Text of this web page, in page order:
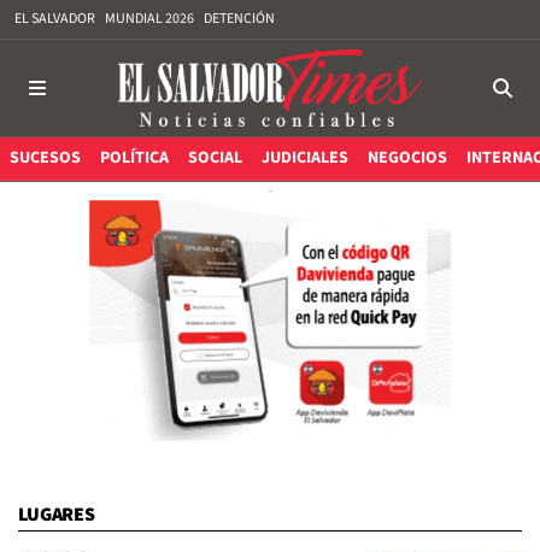
EL SALVADOR MUNDIAL 2026 DETENCIÓN
SUCESOS POLÍTICA SOCIAL JUDICIALES NEGOCIOS
LUGARES